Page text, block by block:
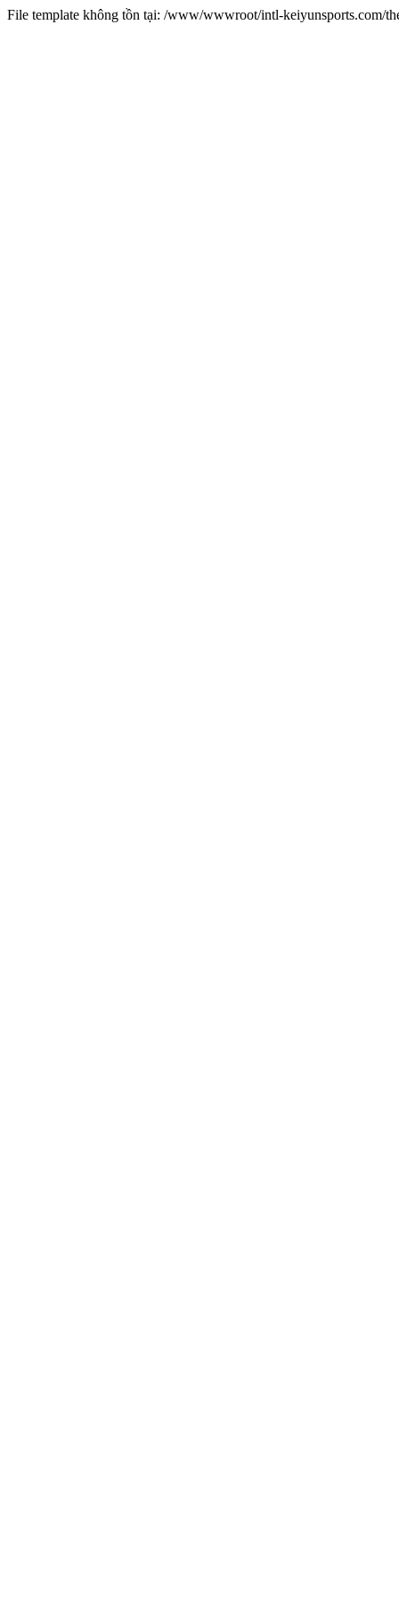
File template không tồn tại: /www/wwwroot/intl-keiyunsports.com/